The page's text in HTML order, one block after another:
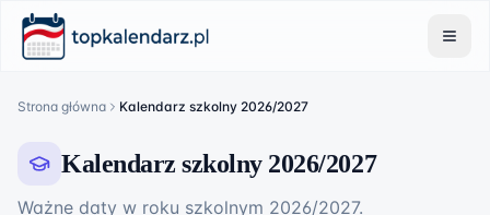
Strona główna Kalendarz szkolny 2026/2027
Kalendarz szkolny 2026/2027
Ważne daty w roku szkolnym 2026/2027.